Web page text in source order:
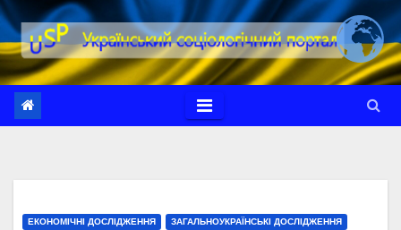
Перейти
до
вмісту
ЕКОНОМІЧНІ ДОСЛІДЖЕННЯ ЗАГАЛЬНОУКРАЇНСЬКІ ДОСЛІДЖЕННЯ